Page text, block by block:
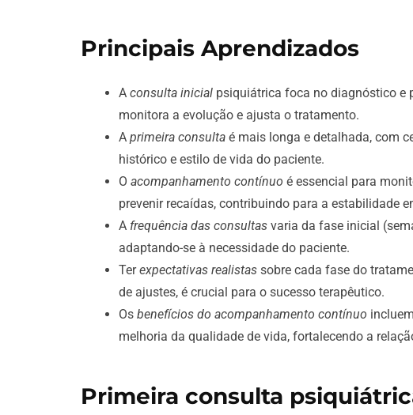
Principais Aprendizados
A consulta inicial psiquiátrica foca no diagnóstico e
monitora a evolução e ajusta o tratamento.
A primeira consulta é mais longa e detalhada, com
histórico e estilo de vida do paciente.
O acompanhamento contínuo é essencial para
prevenir recaídas, contribuindo para a estabilidade
A frequência das consultas varia da fase inicial
adaptando-se à necessidade do paciente.
Terexpectativas realistas sobre cada fase do
de ajustes, é crucial para o sucesso terapêutico.
Os benefícios do acompanhamento contínuo
melhoria da qualidade de vida, fortalecendo a
Primeira consulta